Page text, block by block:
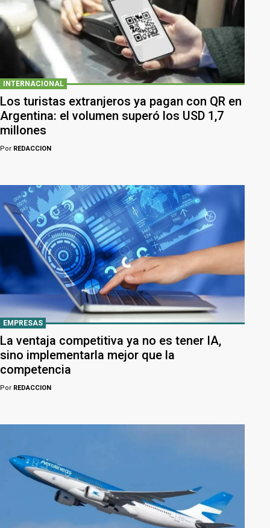
INTERNACIONAL
Los turistas extranjeros ya pagan con QR en
Argentina: el volumen superó los USD 1,7
millones
Por REDACCION
EMPRESAS
La ventaja competitiva ya no es tener IA,
sino implementarla mejor que la
competencia
Por REDACCION